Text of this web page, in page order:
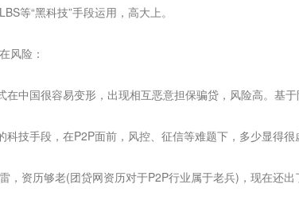
等“黑科技”手段运用，高大上。
险：
中国很容易变形，出现相互恶意担保骗贷，风险高。基于
技手段，在P2P面前，风控、征信等难题下，多少显得很
资历够老(团贷网资历对于P2P行业属于老兵)，现在还出